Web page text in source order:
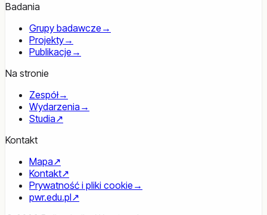
Badania
Grupy badawcze →
Projekty→
Publikacje →
Na stronie
Zespół→
Wydarzenia →
Studia↗
Kontakt
Mapa↗
Kontakt↗
Prywatność i pliki cookie →
pwr.edu.pl↗